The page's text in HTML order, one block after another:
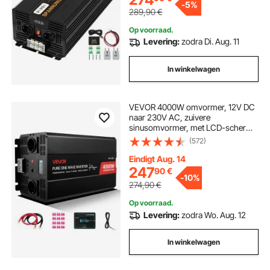
289,90€
-5%
Op voorraad.
Levering:zodra Di. Aug. 11
In winkelwagen
VEVOR 4000W omvormer, 12V DC
naar 230V AC, zuivere
sinusomvormer, met LCD-scherm,
afstandsbediening, 2 USB-poorten,
2 stopcontacten, Type-C-
connector, voor campers,
vrachtwagens en buitengebruik
(572)
Eindigt Aug. 14
24790€
274,90€
-10%
Op voorraad.
Levering:zodra Wo. Aug. 12
In winkelwagen